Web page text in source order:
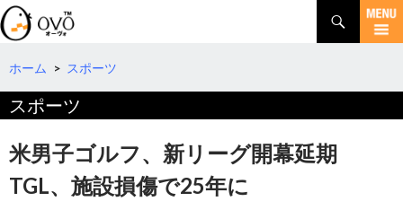
検
索
コ
テ
へ
移
動
ホーム > スポーツ
スポーツ
米男子ゴルフ、新リーグ開幕延期
TGL、施設損傷で25年に